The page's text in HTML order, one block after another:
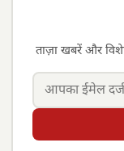
ताज़ा खबरें और